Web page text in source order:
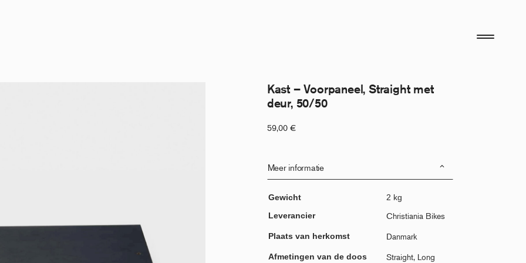
Kast – Voorpaneel, Straight met
deur, 50/50
59,00 €
Meer informatie
Gewicht
2 kg
Leverancier
Christiania Bikes
Plaats van herkomst Danmark
Afmetingen van de doos Straight, Long